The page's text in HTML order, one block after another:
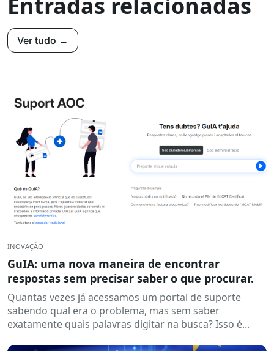
Ver tudo →
INOVAÇÃO
GuIA: uma nova maneira de encontrar
respostas sem precisar saber o que procurar.
Quantas vezes já acessamos um portal de suporte
sabendo qual era o problema, mas sem saber
exatamente quais palavras digitar na busca? Isso é...